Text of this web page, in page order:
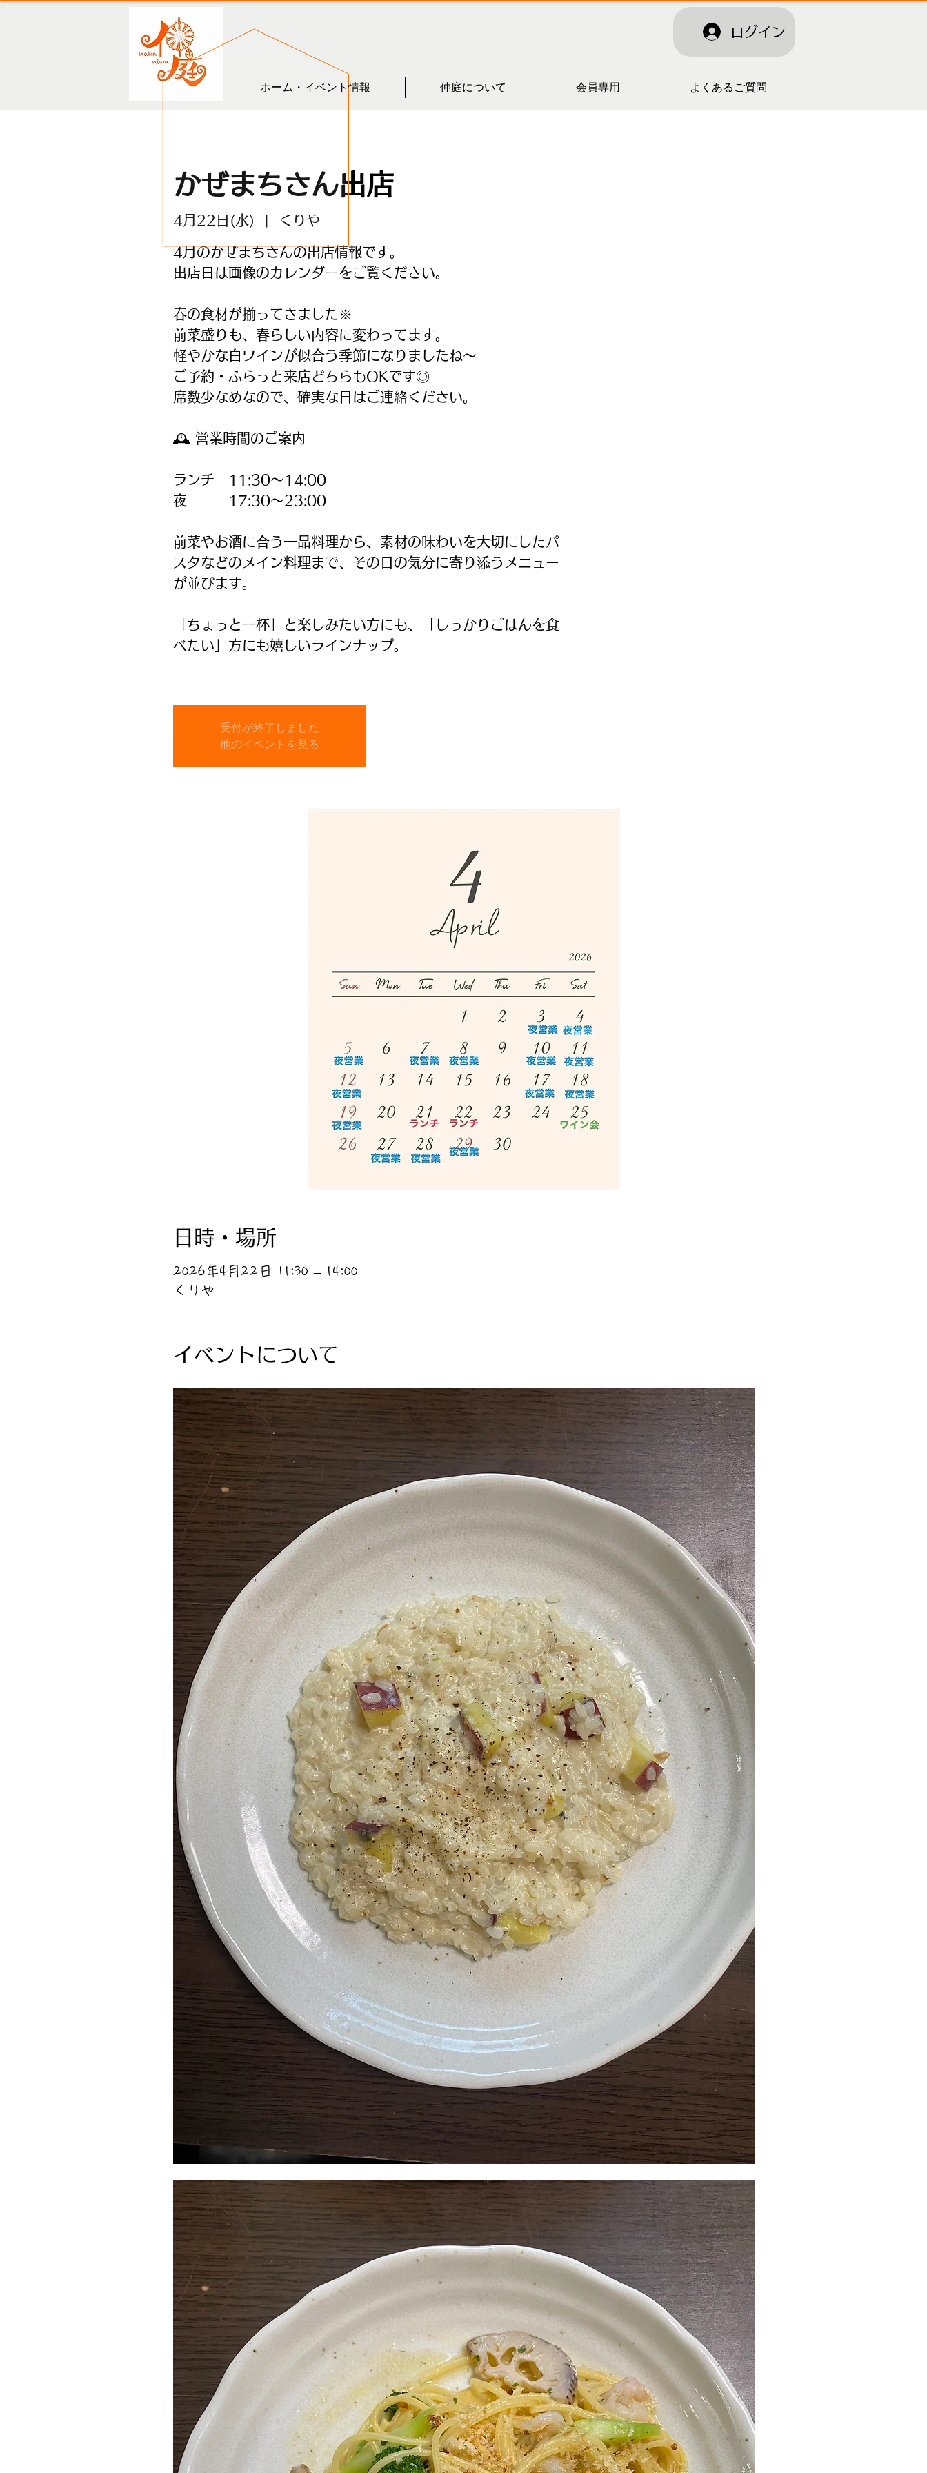
ログイン
ホーム・イベント情報 仲庭について 会員専用 よくあるご質問
かぜまちさん出店
4月22日(水) くりや
4月のかぜまちさんの出店情報です。
出店日は画像のカレンダーをご覧ください。
春の食材が揃ってきました※
前菜盛りも、春らしい内容に変わってます。
軽やかな白ワインが似合う季節になりましたね～
ご予約・ふらっと来店どちらもOKです◎
席数少なめなので、確実な日はご連絡ください。
🕰 営業時間のご案内
ランチ 11:30〜14:00
夜 17:30〜23:00
前菜やお酒に合う一品料理から、素材の味わいを大切にしたパ
スタなどのメイン料理まで、その日の気分に寄り添うメニュー
が並びます。
「ちょっと一杯」と楽しみたい方にも、「しっかりごはんを食
べたい」方にも嬉しいラインナップ。
受付が終了しました
他のイベントを見る
日時・場所
2026年4月22日 11:30 – 14:00
くりや
イベントについて